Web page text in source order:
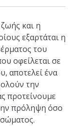
και η
εξαρτάται η
του
οφείλεται σε
αποτελεί ένα
την
προτείνουμε
πρόληψη όσο